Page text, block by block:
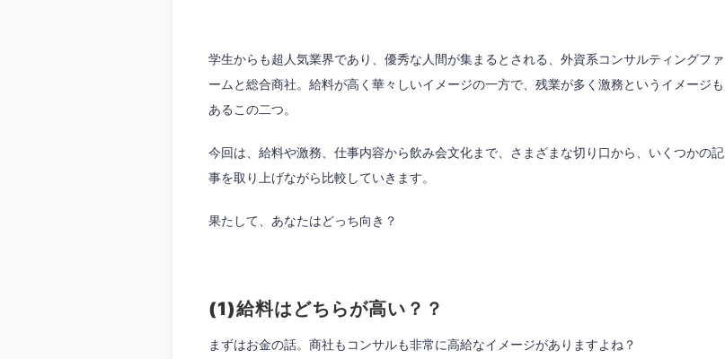
学生からも超人気業界であり、優秀な人間が集まるとされる、外資系コンサルティングファ
ームと総合商社。給料が高く華々しいイメージの一方で、残業が多く激務というイメージも
あるこの二つ。
今回は、給料や激務、仕事内容から飲み会文化まで、さまざまな切り口から、いくつかの記
事を取り上げながら比較していきます。
果たして、あなたはどっち向き？
(1)給料はどちらが高い？？
まずはお金の話。商社もコンサルも非常に高給なイメージがありますよね？